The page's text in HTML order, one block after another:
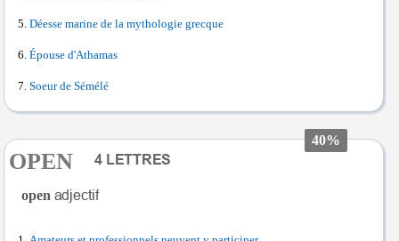
Déesse marine de la mythologie grecque
Épouse d'Athamas
Soeur de Sémélé
40%
OPEN
open